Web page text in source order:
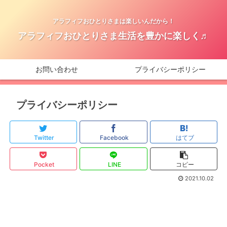
アラフィフおひとりさまは楽しいんだから！
アラフィフおひとりさま生活を豊かに楽しく♬
お問い合わせ プライバシーポリシー
プライバシーポリシー
Twitter Facebook はてブ
Pocket LINE コピー
2021.10.02